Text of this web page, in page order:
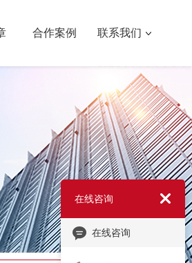
合作案例 联系我们
在线咨询
在线咨询